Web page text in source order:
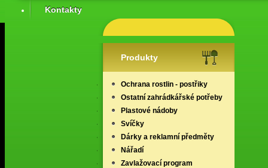
Kontakty
Produkty
Ochrana rostlin - postřiky
Ostatní zahrádkářské potřeby
Plastové nádoby
Svíčky
Dárky a reklamní předměty
Nářadí
Zavlažovací program